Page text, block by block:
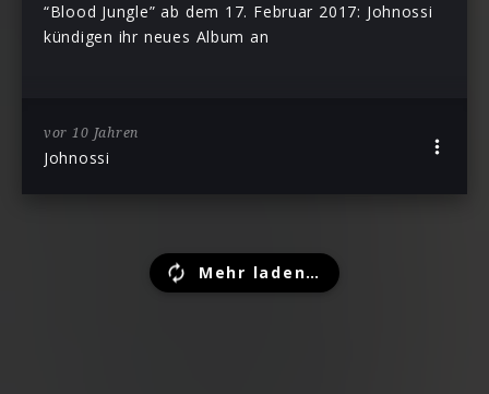
“Blood Jungle” ab dem 17. Februar 2017: Johnossi
kündigen ihr neues Album an
vor 10 Jahren
Johnossi
Mehr laden…